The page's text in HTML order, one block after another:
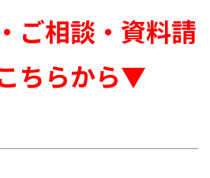
ご相談・資料請
ちらから▼